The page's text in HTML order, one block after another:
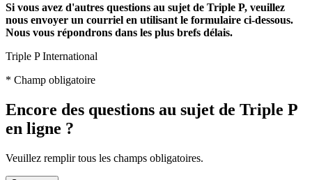
Si vous avez d'autres questions au sujet de Triple P, veuillez
nous envoyer un courriel en utilisant le formulaire ci-dessous.
Nous vous répondrons dans les plus brefs délais.
Triple P International
* Champ obligatoire
Encore des questions au sujet de Triple P
en ligne ?
Veuillez remplir tous les champs obligatoires.